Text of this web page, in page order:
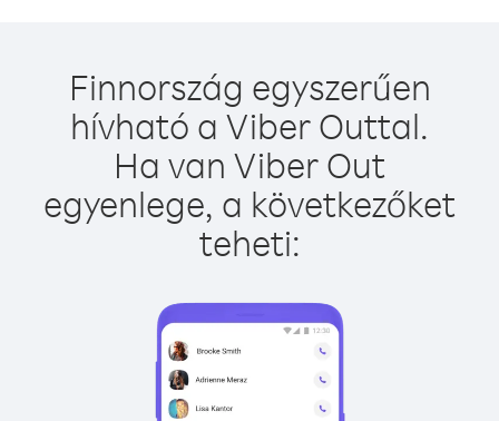
Finnország egyszerűen
hívható a Viber Outtal.
Ha van Viber Out
egyenlege, a következőket
teheti: